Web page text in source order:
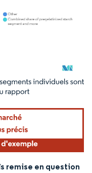
une attribution sous CC BY
remise en question